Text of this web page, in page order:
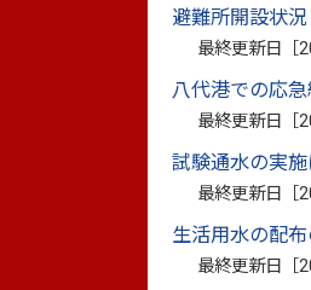
避難所開設状況
最終更新日［
八代港での応
最終更新日［
試験通水の実
最終更新日［
生活用水の配
最終更新日［
2026年3月19日
2026年3月3日
2025年4月10
2025年4月1日